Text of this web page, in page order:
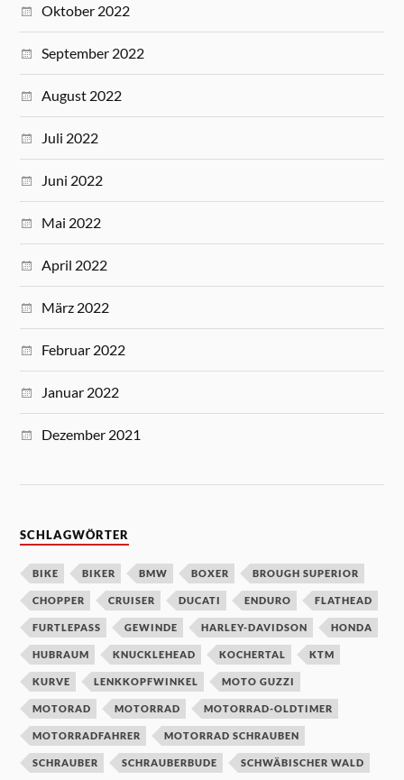
Oktober 2022
September 2022
August 2022
Juli 2022
Juni 2022
Mai 2022
April 2022
März 2022
Februar 2022
Januar 2022
Dezember 2021
SCHLAGWÖRTER
BIKE BIKER BMW BOXER BROUGH SUPERIOR
CHOPPER CRUISER DUCATI ENDURO FLATHEAD
FURTLEPASS GEWINDE HARLEY-DAVIDSON HONDA
HUBRAUM KNUCKLEHEAD KOCHERTAL KTM
KURVE LENKKOPFWINKEL MOTO GUZZI
MOTORAD MOTORRAD MOTORRAD-OLDTIMER
MOTORRADFAHRER MOTORRAD SCHRAUBEN
SCHRAUBER SCHRAUBERBUDE SCHWÄBISCHER WALD